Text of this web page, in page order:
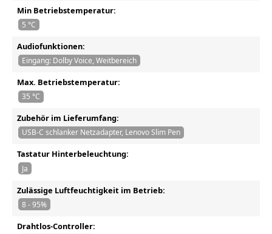
Min Betriebstemperatur:
5 °C
Audiofunktionen:
Eingang: Dolby Voice, Weitbereich
Max. Betriebstemperatur:
35 °C
Zubehör im Lieferumfang:
USB-C schlanker Netzadapter, Lenovo Slim Pen
Tastatur Hinterbeleuchtung:
Ja
Zulässige Luftfeuchtigkeit im Betrieb:
8 - 95%
Drahtlos-Controller: